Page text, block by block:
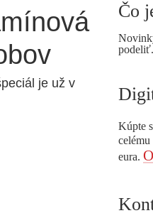
je už v
Čo
podeliť.
Kúpte
eura.